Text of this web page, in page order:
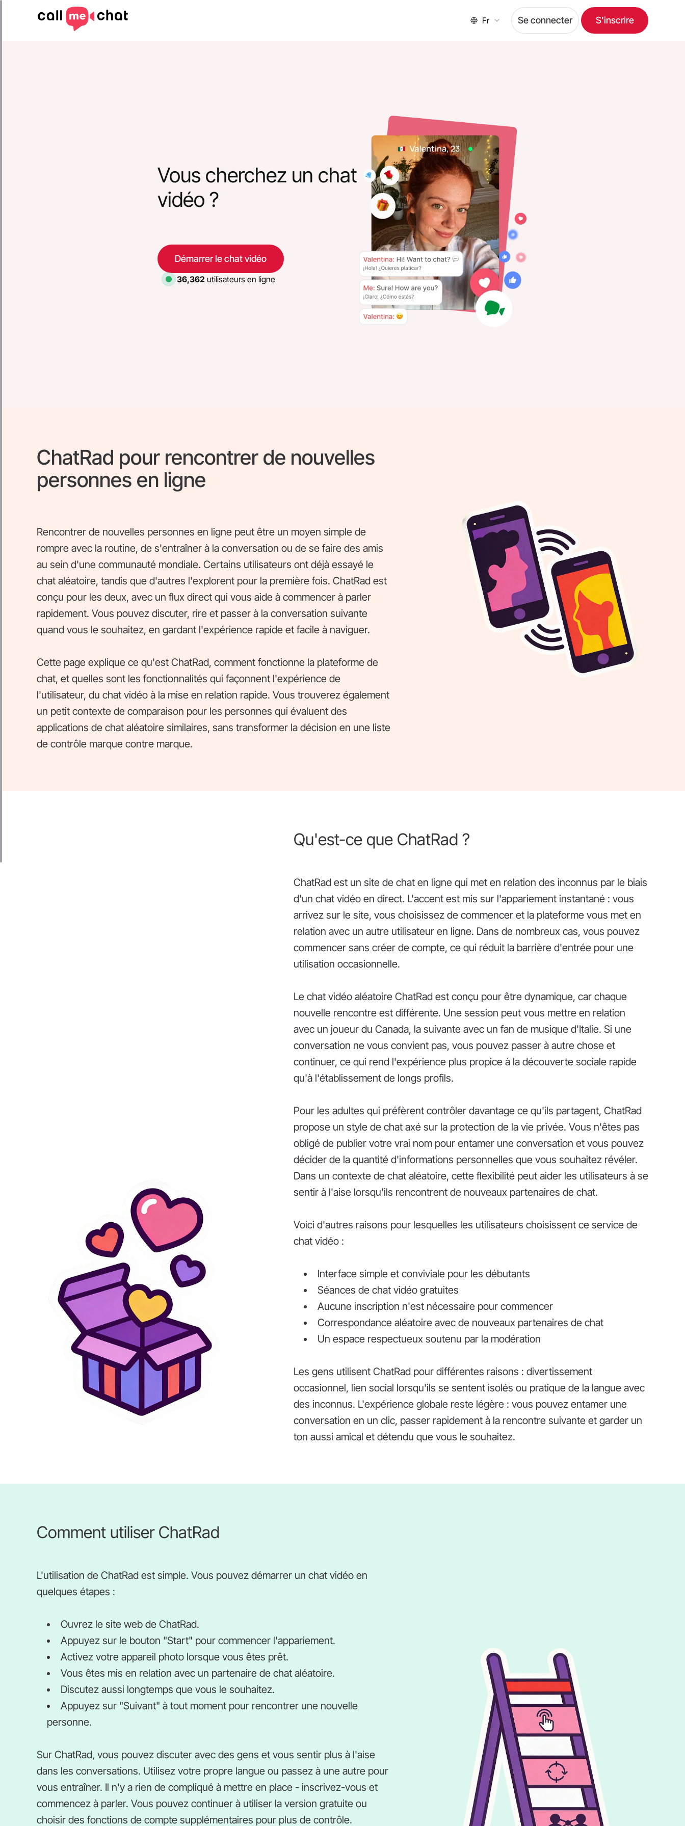
Fr Se connecter S'inscrire
Vous cherchez un chat
vidéo ?
Démarrer le chat vidéo
36,362 utilisateurs en ligne
ChatRad pour rencontrer de nouvelles
personnes en ligne
Rencontrer de nouvelles personnes en ligne peut être un moyen simple de
rompre avec la routine, de s'entraîner à la conversation ou de se faire des amis
au sein d'une communauté mondiale. Certains utilisateurs ont déjà essayé le
chat aléatoire, tandis que d'autres l'explorent pour la première fois. ChatRad est
conçu pour les deux, avec un flux direct qui vous aide à commencer à parler
rapidement. Vous pouvez discuter, rire et passer à la conversation suivante
quand vous le souhaitez, en gardant l'expérience rapide et facile à naviguer.
Cette page explique ce qu'est ChatRad, comment fonctionne la plateforme de
chat, et quelles sont les fonctionnalités qui façonnent l'expérience de
l'utilisateur, du chat vidéo à la mise en relation rapide. Vous trouverez également
un petit contexte de comparaison pour les personnes qui évaluent des
applications de chat aléatoire similaires, sans transformer la décision en une liste
de contrôle marque contre marque.
Qu'est-ce que ChatRad ?
ChatRad est un site de chat en ligne qui met en relation des inconnus par le biais
d'un chat vidéo en direct. L'accent est mis sur l'appariement instantané : vous
arrivez sur le site, vous choisissez de commencer et la plateforme vous met en
relation avec un autre utilisateur en ligne. Dans de nombreux cas, vous pouvez
commencer sans créer de compte, ce qui réduit la barrière d'entrée pour une
utilisation occasionnelle.
Le chat vidéo aléatoire ChatRad est conçu pour être dynamique, car chaque
nouvelle rencontre est différente. Une session peut vous mettre en relation
avec un joueur du Canada, la suivante avec un fan de musique d'Italie. Si une
conversation ne vous convient pas, vous pouvez passer à autre chose et
continuer, ce qui rend l'expérience plus propice à la découverte sociale rapide
qu'à l'établissement de longs profils.
Pour les adultes qui préfèrent contrôler davantage ce qu'ils partagent, ChatRad
propose un style de chat axé sur la protection de la vie privée. Vous n'êtes pas
obligé de publier votre vrai nom pour entamer une conversation et vous pouvez
décider de la quantité d'informations personnelles que vous souhaitez révéler.
Dans un contexte de chat aléatoire, cette flexibilité peut aider les utilisateurs à se
sentir à l'aise lorsqu'ils rencontrent de nouveaux partenaires de chat.
Voici d'autres raisons pour lesquelles les utilisateurs choisissent ce service de
chat vidéo :
Interface simple et conviviale pour les débutants
Séances de chat vidéo gratuites
Aucune inscription n'est nécessaire pour commencer
Correspondance aléatoire avec de nouveaux partenaires de chat
Un espace respectueux soutenu par la modération
Les gens utilisent ChatRad pour différentes raisons : divertissement
occasionnel, lien social lorsqu'ils se sentent isolés ou pratique de la langue avec
des inconnus. L'expérience globale reste légère : vous pouvez entamer une
conversation en un clic, passer rapidement à la rencontre suivante et garder un
ton aussi amical et détendu que vous le souhaitez.
Comment utiliser ChatRad
L'utilisation de ChatRad est simple. Vous pouvez démarrer un chat vidéo en
quelques étapes :
Ouvrez le site web de ChatRad.
Appuyez sur le bouton "Start" pour commencer l'appariement.
Activez votre appareil photo lorsque vous êtes prêt.
Vous êtes mis en relation avec un partenaire de chat aléatoire.
Discutez aussi longtemps que vous le souhaitez.
Appuyez sur "Suivant" à tout moment pour rencontrer une nouvelle
personne.
Sur ChatRad, vous pouvez discuter avec des gens et vous sentir plus à l'aise
dans les conversations. Utilisez votre propre langue ou passez à une autre pour
vous entraîner. Il n'y a rien de compliqué à mettre en place - inscrivez-vous et
commencez à parler. Vous pouvez continuer à utiliser la version gratuite ou
choisir des fonctions de compte supplémentaires pour plus de contrôle.